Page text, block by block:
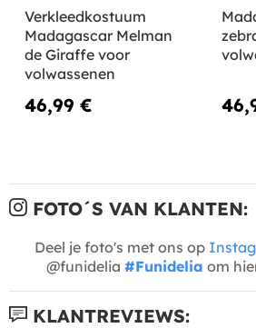
Verkleedkostuum
Madagascar Melman
de Giraffe voor
volwassenen
46,99 €
FOTO´S VAN KLANTEN:
Deel je foto's met ons op
@funidelia #Funidelia om
KLANTREVIEWS: